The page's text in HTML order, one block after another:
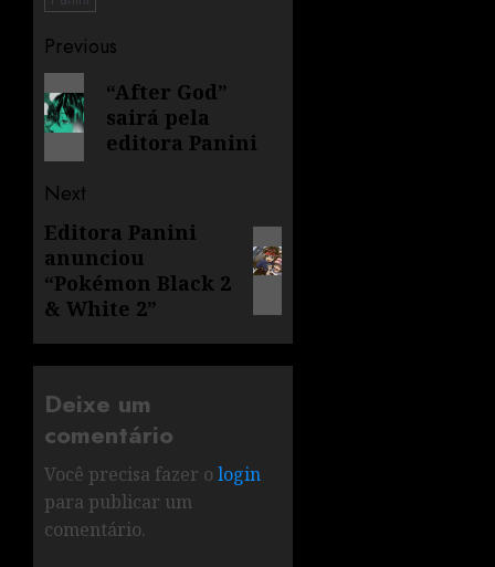
Previous
“After God”
sairá pela
editora Panini
Next
Editora Panini
anunciou
“Pokémon Black 2
& White 2”
Deixe um
comentário
Você precisa fazer o login
para publicar um
comentário.